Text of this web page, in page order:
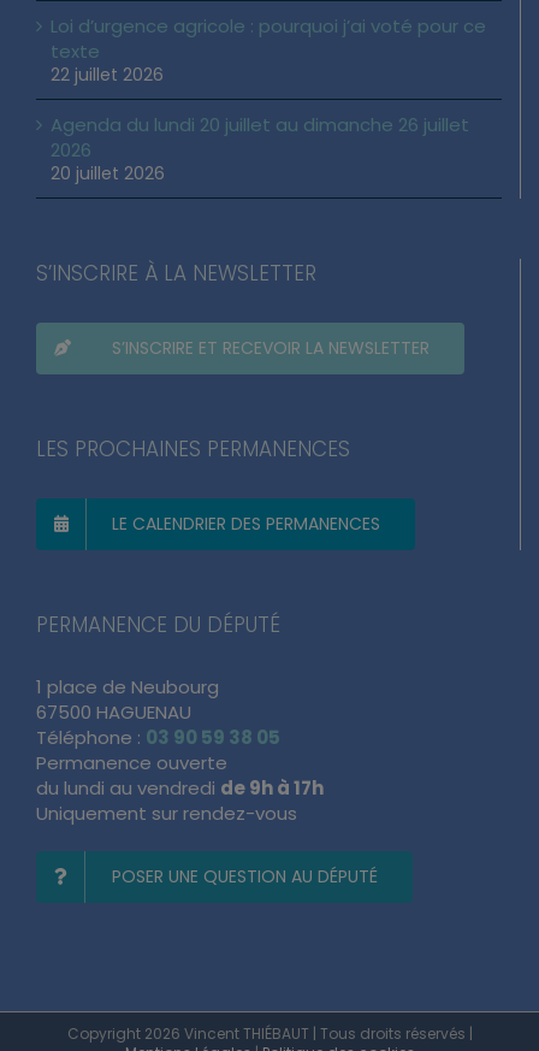
Loi d’urgence agricole : pourquoi j’ai voté pour ce
texte
22 juillet 2026
Agenda du lundi 20 juillet au dimanche 26 juillet
2026
20 juillet 2026
S’INSCRIRE À LA NEWSLETTER
S’INSCRIRE ET RECEVOIR LA NEWSLETTER
LES PROCHAINES PERMANENCES
LE CALENDRIER DES PERMANENCES
PERMANENCE DU DÉPUTÉ
1 place de Neubourg
67500 HAGUENAU
Téléphone : 03 90 59 38 05
Permanence ouverte
du lundi au vendredi de 9h à 17h
Uniquement sur rendez-vous
POSER UNE QUESTION AU DÉPUTÉ
Copyright 2026 Vincent THIÉBAUT | Tous droits réservés |